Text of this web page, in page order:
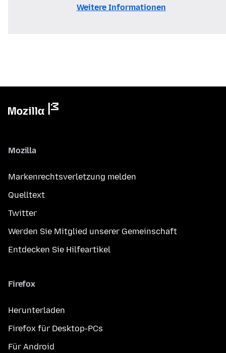
Weitere Informationen
Mozilla
Markenrechtsverletzung melden
Quelltext
Twitter
Werden Sie Mitglied unserer Gemeinschaft
Entdecken Sie Hilfeartikel
Firefox
Herunterladen
Firefox für Desktop-PCs
Für Android